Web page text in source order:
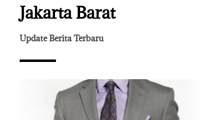
Jakarta Barat
Update Berita Terbaru